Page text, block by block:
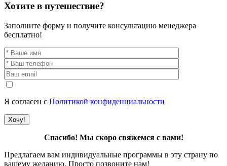
Хотите в путешествие?
Заполните форму и получите консультацию менеджера
бесплатно!
Я согласен с Политикой конфиденциальности
Спасибо! Мы скоро свяжемся с вами!
Предлагаем вам индивидуальные программы в эту страну по
вашему желанию. Просто позвоните нам!